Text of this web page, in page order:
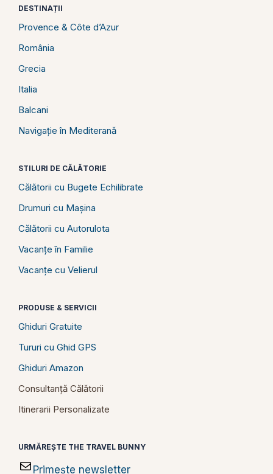
DESTINAȚII
Provence & Côte d’Azur
România
Grecia
Italia
Balcani
Navigație în Mediterană
STILURI DE CĂLĂTORIE
Călătorii cu Bugete Echilibrate
Drumuri cu Mașina
Călătorii cu Autorulota
Vacanțe în Familie
Vacanțe cu Velierul
PRODUSE & SERVICII
Ghiduri Gratuite
Tururi cu Ghid GPS
Ghiduri Amazon
Consultanță Călătorii
Itinerarii Personalizate
URMĂREȘTE THE TRAVEL BUNNY
Primește newsletter